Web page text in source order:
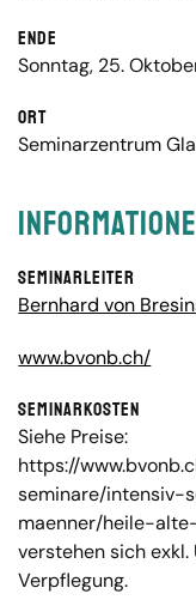
Ende
Sonntag, 25.
Ort
Seminarzentrum
Seminarleiter
Bernhard von
www.bvonb.ch/
Seminarkosten
Siehe Preise:
https://
seminare/intensiv-
maenner/heile-
verstehen sich
Verpflegung.